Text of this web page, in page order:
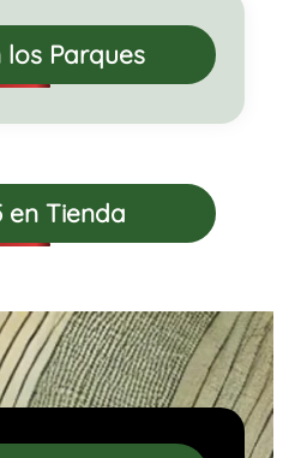
Parques
en Tienda